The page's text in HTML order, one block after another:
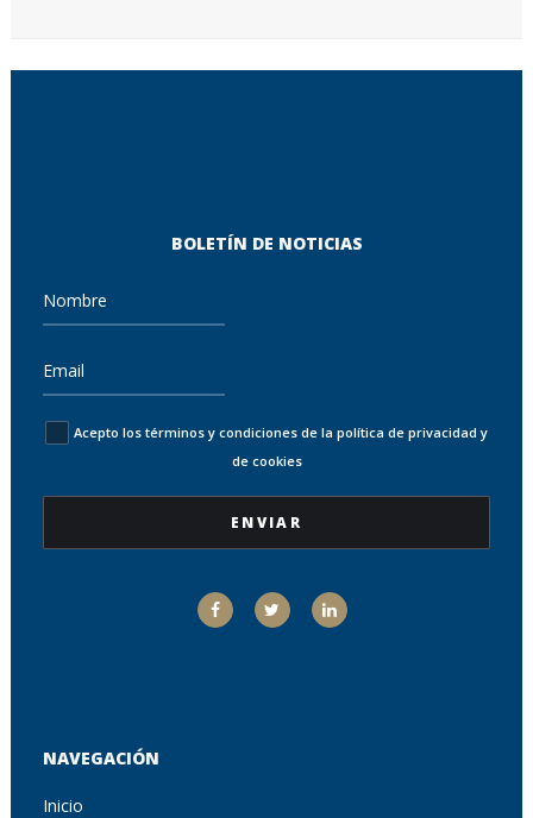
BOLETÍN DE NOTICIAS
Acepto los términos y condiciones de la política de privacidad y
de cookies
NAVEGACIÓN
Inicio